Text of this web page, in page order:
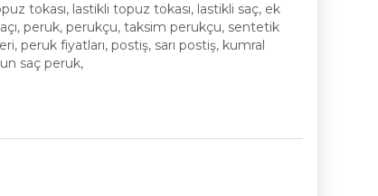
tokası, lastikli topuz tokası, lastikli saç, ek
peruk, perukçu, taksim perukçu, sentetik
peruk fiyatları, postiş, sarı postiş, kumral
saç peruk,